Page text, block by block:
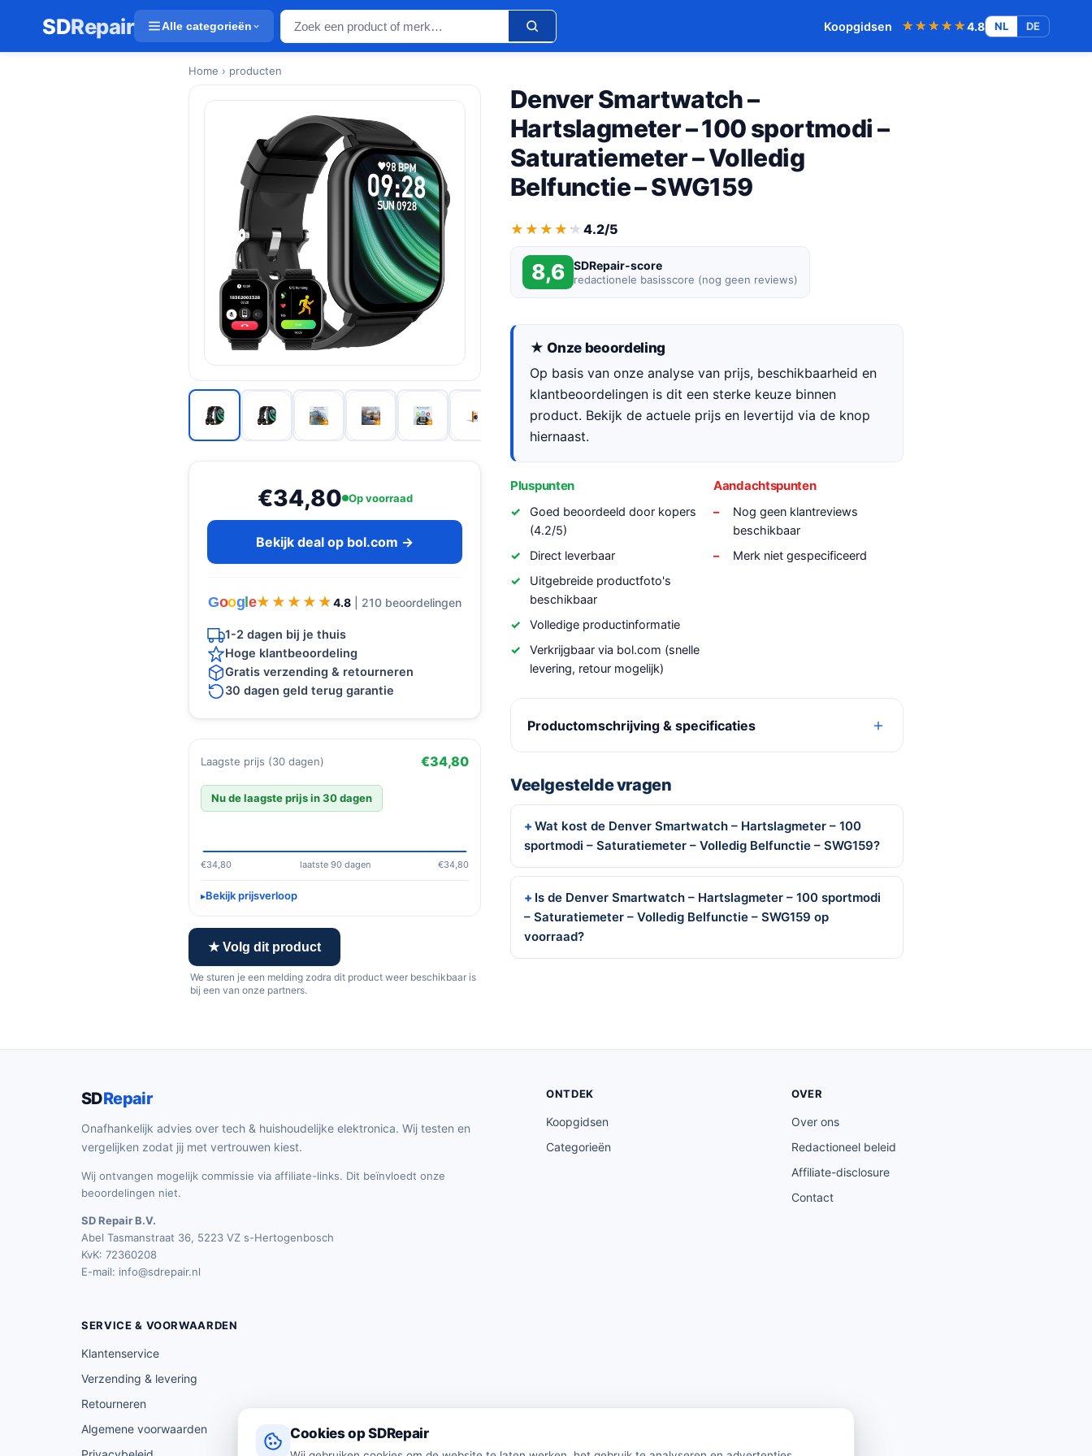
Cookies op SDRepair
SDRepair Alle categorieën Koopgidsen ★★★★★
★★★★★4.8 NL DE
Home › producten
€34,80 Op voorraad
Bekijk deal op bol.com →
Goog e★★★★★
★★★★★ 4.8 | 210 beoordelingen
1-2 dagen bij je thuis
Hoge klantbeoordeling
Gratis verzending & retourneren
30 dagen geld terug garantie
Laagste prijs (30 dagen) €34,80
Nu de laagste prijs in 30 dagen
€34,80 laatste 90 dagen €34,80
Bekijk prijsverloop
★ Volg dit product
We sturen je een melding zodra dit product weer beschikbaar is
bij een van onze partners.
Denver Smartwatch –
Hartslagmeter – 100 sportmodi –
Saturatiemeter – Volledig
Belfunctie – SWG159
★★★★★
★★★★★ 4.2/5
8,6 SDRepair-score
redactionele basisscore (nog geen reviews)
★ Onze beoordeling
Op basis van onze analyse van prijs, beschikbaarheid en
klantbeoordelingen is dit een sterke keuze binnen
product. Bekijk de actuele prijs en levertijd via de knop
hiernaast.
Pluspunten
Goed beoordeeld door kopers
(4.2/5)
Direct leverbaar
Uitgebreide productfoto's
beschikbaar
Volledige productinformatie
Verkrijgbaar via bol.com (snelle
levering, retour mogelijk)
Aandachtspunten
Nog geen klantreviews
beschikbaar
Merk niet gespecificeerd
Productomschrijving & specificaties
Veelgestelde vragen
Wat kost de Denver Smartwatch – Hartslagmeter – 100
sportmodi – Saturatiemeter – Volledig Belfunctie – SWG159?
Is de Denver Smartwatch – Hartslagmeter – 100 sportmodi
– Saturatiemeter – Volledig Belfunctie – SWG159 op
voorraad?
SDRepair
Onafhankelijk advies over tech & huishoudelijke elektronica. Wij testen en
vergelijken zodat jij met vertrouwen kiest.
Wij ontvangen mogelijk commissie via affiliate-links. Dit beïnvloedt onze
beoordelingen niet.
SD Repair B.V.
Abel Tasmanstraat 36, 5223 VZ s-Hertogenbosch
KvK: 72360208
E-mail: info@sdrepair.nl
ONTDEK
Koopgidsen
Categorieën
OVER
Over ons
Redactioneel beleid
Affiliate-disclosure
Contact
SERVICE & VOORWAARDEN
Klantenservice
Verzending & levering
Retourneren
Algemene voorwaarden